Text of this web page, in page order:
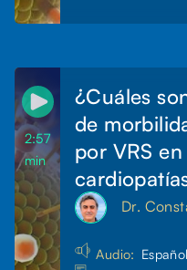
2:57
min
¿Cuáles
de
por VRS
Dr.
Audio: Español